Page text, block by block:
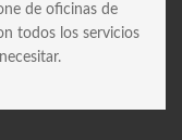
de oficinas de
todos los servicios